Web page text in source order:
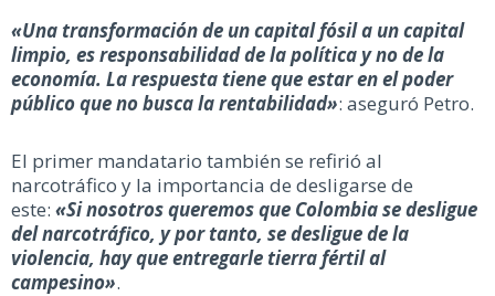
«Una transformación de un capital fósil a un capital
limpio, es responsabilidad de la política y no de la
economía. La respuesta tiene que estar en el poder
público que no busca la rentabilidad»: aseguró Petro.
El primer mandatario también se refirió al
narcotráfico y la importancia de desligarse de
este: «Si nosotros queremos que Colombia se desligue
del narcotráfico, y por tanto, se desligue de la
violencia, hay que entregarle tierra fértil al
campesino».